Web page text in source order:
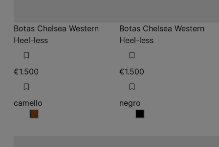
Botas Chelsea Western
Heel-less
€1.500
camello
camello
Botas Chelsea Western
Heel-less
€1.500
negro
negro